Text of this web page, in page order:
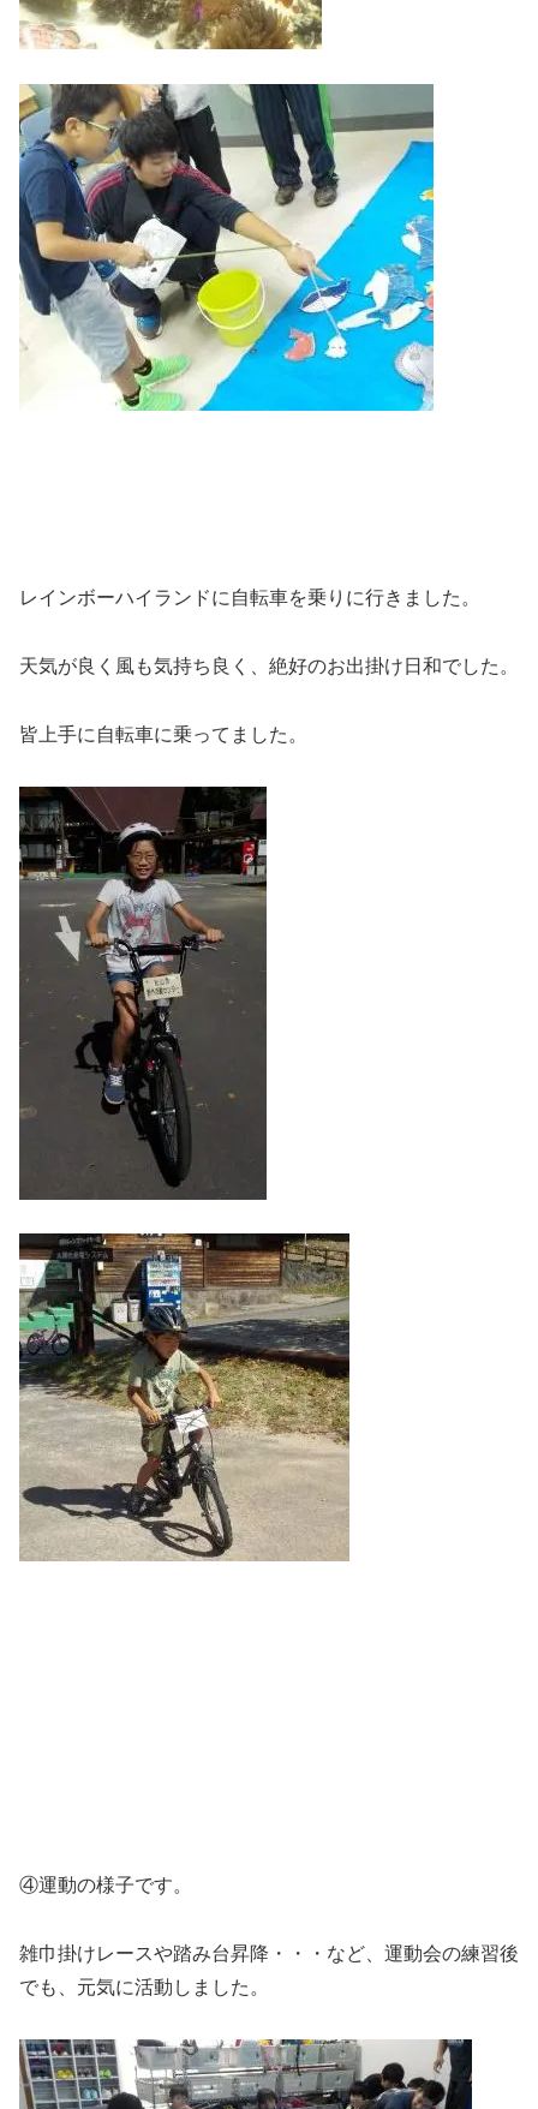
レインボーハイランドに自転車を乗りに行きました。
天気が良く風も気持ち良く、絶好のお出掛け日和でした。
皆上手に自転車に乗ってました。
④運動の様子です。
雑巾掛けレースや踏み台昇降・・・など、運動会の練習後
でも、元気に活動しました。